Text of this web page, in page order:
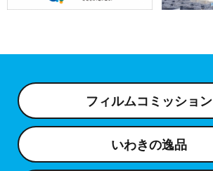
フィルムコミッション
いわきの逸品